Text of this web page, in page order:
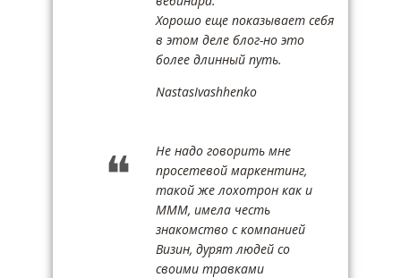
Хорошо еще показывает себя
в этом деле блог-но это
более длинный путь.
NastasIvashhenko
Не надо говорить мне
просетевой маркентинг,
такой же лохотрон как и
МММ, имела честь
знакомство с компанией
Визин, дурят людей со
своими травками